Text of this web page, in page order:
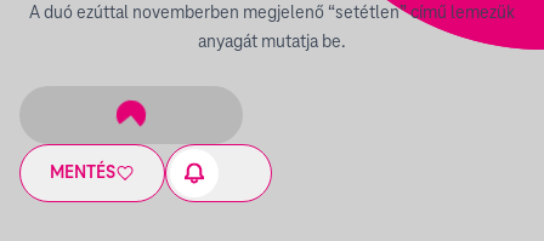
A duó ezúttal novemberben megjelenő “setétlen” című lemezük
anyagát mutatja be.
MENTÉS